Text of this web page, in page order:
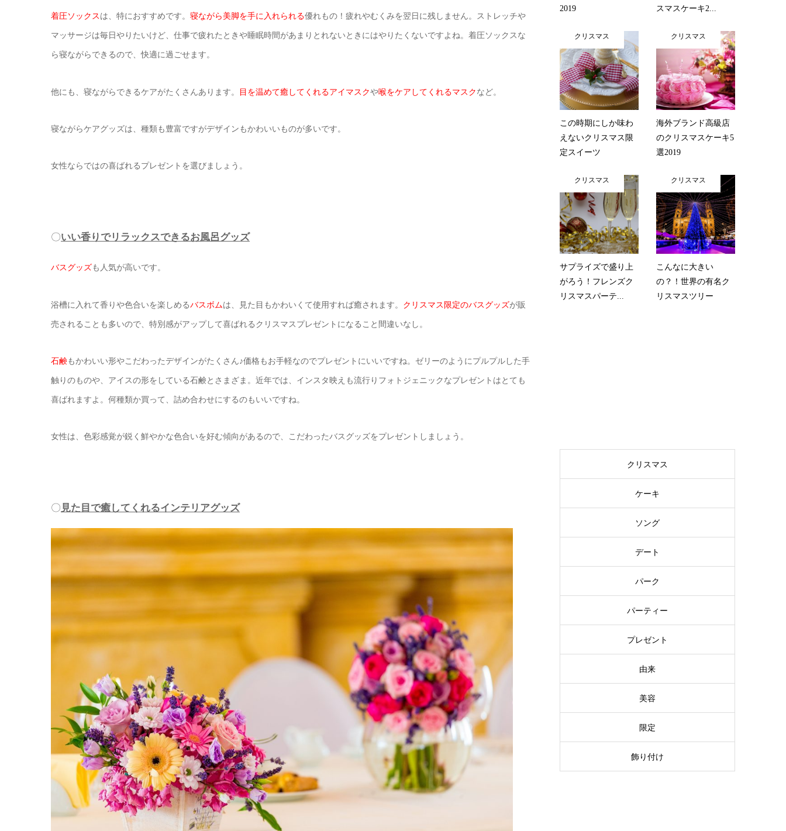
着圧ソックスは、特におすすめです。 寝ながら美脚を手に入れられる優れもの！ 疲れやむくみを翌日に残しません。 ストレッチや
マッサージは毎日やりたいけど、仕事で疲れたときや睡眠時間があまりとれないときにはやりたくないですよね。 着圧ソックスな
ら寝ながらできるので、快適に過ごせます。
他にも、寝ながらできるケアがたくさんあります。 目を温めて癒してくれるアイマスクや喉をケアしてくれるマスクなど。
寝ながらケアグッズは、種類も豊富ですがデザインもかわいいものが多いです。
女性ならではの喜ばれるプレゼントを選びましょう。
〇いい香りでリラックスできるお風呂グッズ
バスグッズも人気が高いです。
浴槽に入れて香りや色合いを楽しめるバスボムは、見た目もかわいくて使用すれば癒されます。 クリスマス限定のバスグッズが販
売されることも多いので、特別感がアップして喜ばれるクリスマスプレゼントになること間違いなし。
石鹸もかわいい形やこだわったデザインがたくさん♪価格もお手軽なのでプレゼントにいいですね。 ゼリーのようにプルプルした手
触りのものや、アイスの形をしている石鹸とさまざま。 近年では、インスタ映えも流行りフォトジェニックなプレゼントはとても
喜ばれますよ。 何種類か買って、詰め合わせにするのもいいですね。
女性は、色彩感覚が鋭く鮮やかな色合いを好む傾向があるので、こだわったバスグッズをプレゼントしましょう。
〇見た目で癒してくれるインテリアグッズ
2019
スマスケーキ2...
クリスマス
この時期にしか味わ
えないクリスマス限
定スイーツ
クリスマス
海外ブランド高級店
のクリスマスケーキ5
選2019
クリスマス
サプライズで盛り上
がろう！フレンズク
リスマスパーテ...
クリスマス
こんなに大きい
の？！世界の有名ク
リスマスツリー
クリスマス
ケーキ
ソング
デート
パーク
パーティー
プレゼント
由来
美容
限定
飾り付け